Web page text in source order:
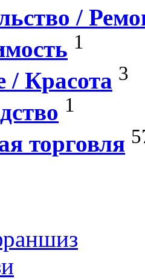
/
1
/ Красота 3
1
торговля